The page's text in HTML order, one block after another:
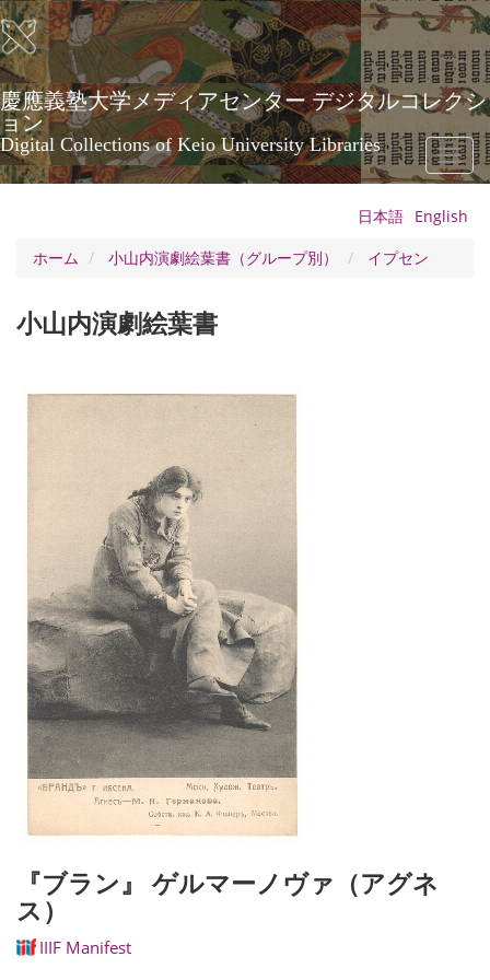
メ
イ
ン
コ
ン
テ
ン
ツ
に
慶應義塾大学メディアセンター デジタルコレクシ
ョン
Digital Collections of Keio University Libraries
Toggle
日本語 English
ホーム
小山内演劇絵葉書（グループ別） イプセン
小山内演劇絵葉書
『ブラン』 ゲルマーノヴァ（アグネ
ス）
IIIF Manifest